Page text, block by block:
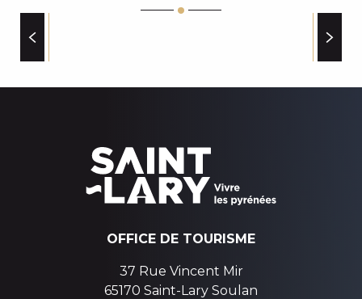
LAGRANGE VACANCES - RESIDENCE LES CHALETS
DOCTEUR RENOUX
MAISON DU GATEAU A LA BROCHE
APPARTEMENT DANS RESIDENCE LES
OFFICE DE TOURISME
37 Rue Vincent Mir
65170 Saint-Lary Soulan